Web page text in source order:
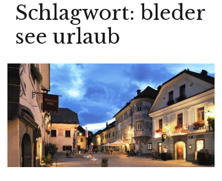
Schlagwort: bleder
see urlaub